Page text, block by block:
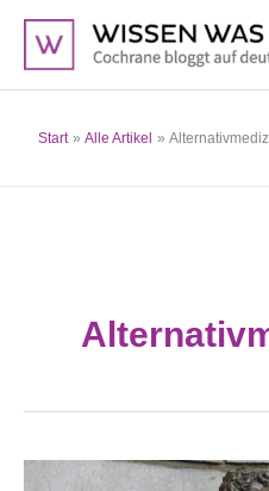
Inhalt
springen
Start Alle Artikel